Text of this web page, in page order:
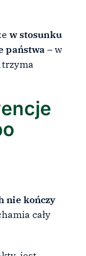
w stosunku
państwa – w
nie kończy
cały